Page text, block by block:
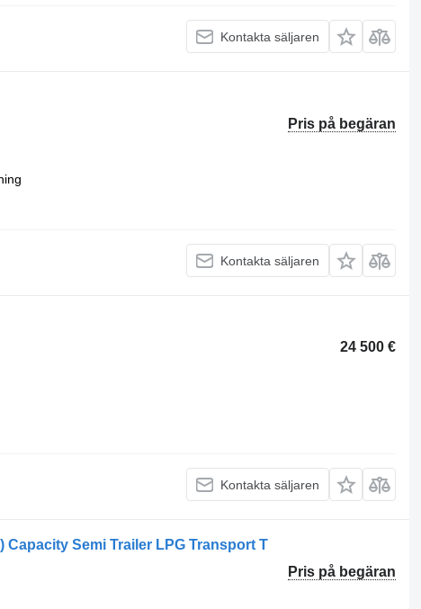
Kontakta säljaren
Pris på begäran
Kontakta säljaren
24 500 €
Kontakta säljaren
Capacity Semi Trailer LPG Transport T
Pris på begäran